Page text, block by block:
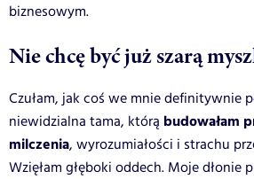
biznesowym.
Nie chcę być już szarą
Czułam, jak coś we mnie definitywnie
niewidzialna tama, którą budowałam
milczenia, wyrozumiałości i strachu
Wzięłam głęboki oddech. Moje dłonie